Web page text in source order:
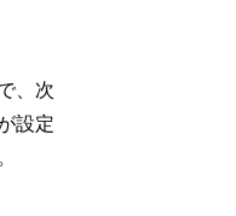
、次
設定